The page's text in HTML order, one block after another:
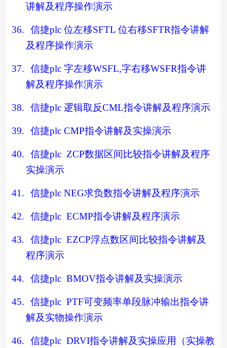
讲解及程序操作演示
36. 信捷plc位左移SFTL位右移SFTR指令讲解
及程序操作演示
37. 信捷plc字左移WSFL,字右移WSFR指令讲
解及程序操作演示
38. 信捷plc逻辑取反CML指令讲解及程序演示
39. 信捷plc CMP指令讲解及实操演示
40. 信捷plc ZCP数据区间比较指令讲解及程序
实操演示
41. 信捷plc NEG求负数指令讲解及程序演示
42. 信捷plc ECMP指令讲解及程序演示
43. 信捷plc EZCP浮点数区间比较指令讲解及
程序演示
44. 信捷plc BMOV指令讲解及实操演示
45. 信捷plc PTF可变频率单段脉冲输出指令讲
解及实物操作演示
46. 信捷plc DRVI指令讲解及实操应用（实操教